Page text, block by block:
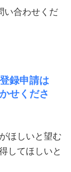
い合わせくだ
録申請は
せくださ
ほしいと望む
してほしいと